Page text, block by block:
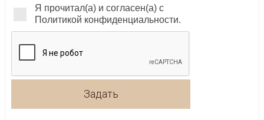
Я прочитал(а) и согласен(а) с
Политикой конфиденциальности.
Задать